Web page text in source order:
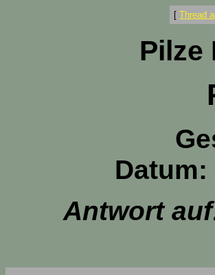
[ Thread
Pilze
Datum:
Antwort